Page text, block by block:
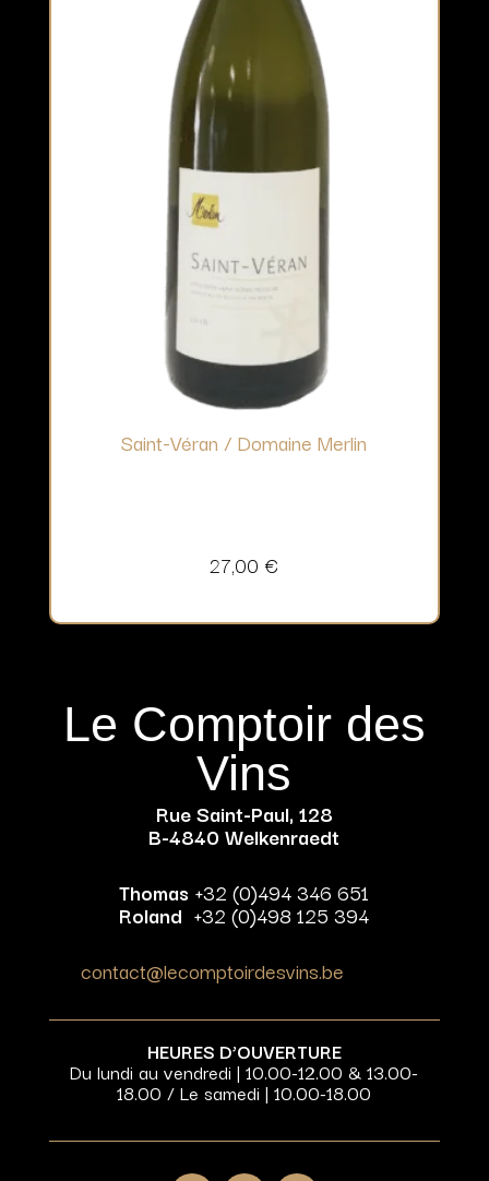
Saint-Véran / Domaine Merlin
27,00 €
Le Comptoir des
Vins
Rue Saint-Paul, 128
B-4840 Welkenraedt
Thomas +32 (0)494 346 651
Roland +32 (0)498 125 394
contact@lecomptoirdesvins.be
HEURES D’OUVERTURE
Du lundi au vendredi | 10.00-12.00 & 13.00-
18.00 / Le samedi | 10.00-18.00